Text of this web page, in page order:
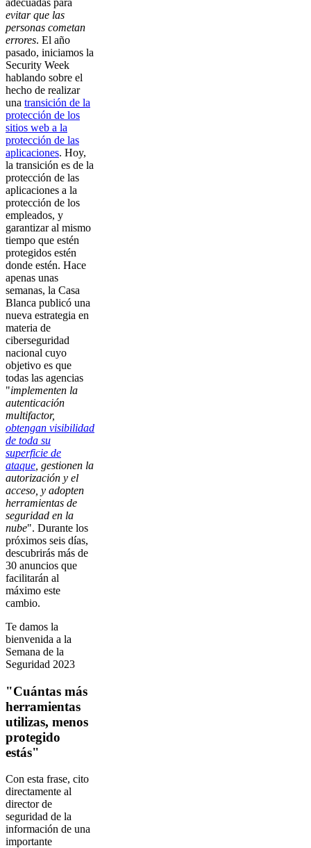
adecuadas para
evitar que las
personas cometan
errores. El año
pasado, iniciamos la
Security Week
hablando sobre el
hecho de realizar
una transición de la
protección de los
sitios web a la
protección de las
aplicaciones. Hoy,
la transición es de la
protección de las
aplicaciones a la
protección de los
empleados, y
garantizar al mismo
tiempo que estén
protegidos estén
donde estén. Hace
apenas unas
semanas, la Casa
Blanca publicó una
nueva estrategia en
materia de
ciberseguridad
nacional cuyo
objetivo es que
todas las agencias
"implementen la
autenticación
multifactor,
obtengan visibilidad
de toda su
superficie de
ataque , gestionen la
autorización y el
acceso, y adopten
herramientas de
seguridad en la
nube". Durante los
próximos seis días,
descubrirás más de
30 anuncios que
facilitarán al
máximo este
cambio.
Te damos la
bienvenida a la
Semana de la
Seguridad 2023
"Cuántas más
herramientas
utilizas, menos
protegido
estás"
Con esta frase, cito
directamente al
director de
seguridad de la
información de una
importante